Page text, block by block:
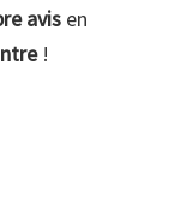
avis en
!